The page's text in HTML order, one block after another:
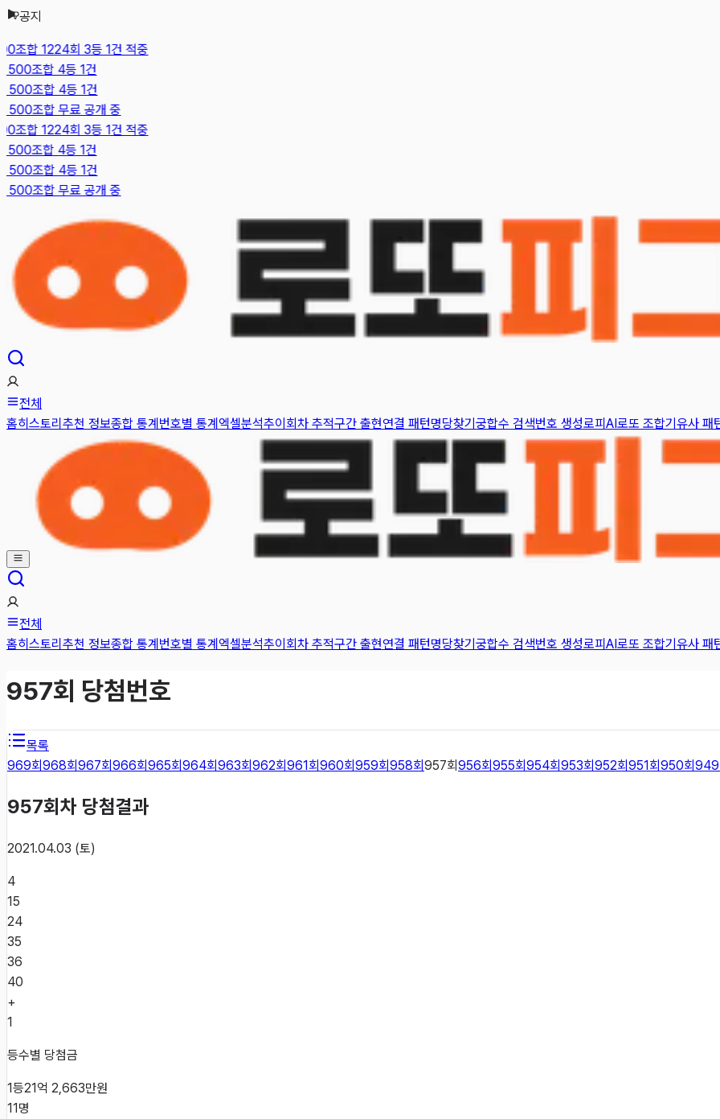
공지
합 1224회 3등 1건 적중
조합 4등 1건
조합 4등 1건
조합 무료 공개 중
합 1224회 3등 1건 적중
조합 4등 1건
조합 4등 1건
조합 무료 공개 중
전체
홈히스토리 추천 정보종합 통계번호별 통계엑셀분석추이 회차 추적구간 출현연결 패턴명당찾기궁합수 검색번호 생성로피AI로또 조합기유사 패
전체
홈히스토리 추천 정보종합 통계번호별 통계엑셀분석추이 회차 추적구간 출현연결 패턴명당찾기궁합수 검색번호 생성로피AI로또 조합기유사 패
957회 당첨번호
목록
969회968회967회966회965회964회963회962회961회960회959회958회957회 956회955회954회953회952회951회950회949
957회차 당첨결과
2021.04.03 (토)
4
15
24
35
36
40
+
1
등수별 당첨금
1등21억 2,663만원
11명